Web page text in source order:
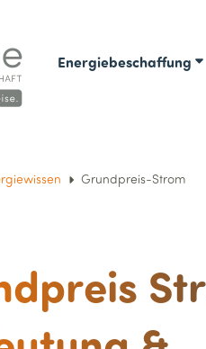
Energiebeschaffung
Grundpreis-Strom